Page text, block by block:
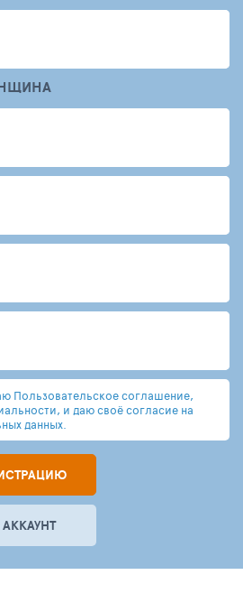
Пользовательское соглашение,
и даю своё согласие на
данных.